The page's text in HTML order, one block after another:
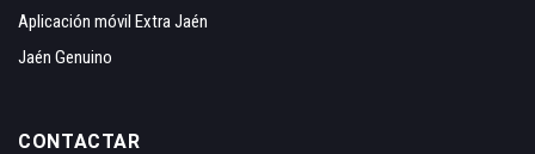
Aplicación móvil Extra Jaén
Jaén Genuino
CONTACTAR